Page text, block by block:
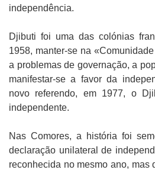
independência.
Djibuti foi uma das colónias
1958, manter-se na
a problemas de governação, a
manifestar-se a favor da
novo referendo, em 1977, o
independente.
Nas Comores, a história foi
declaração unilateral de
reconhecida no mesmo ano, mas